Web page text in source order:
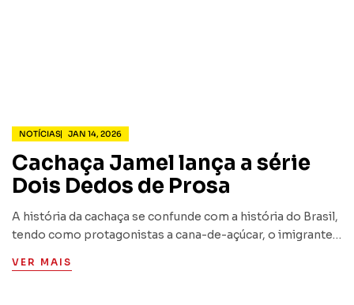
NOTÍCIAS JAN 14, 2026
Cachaça Jamel lança a série
Dois Dedos de Prosa
A história da cachaça se confunde com a história do Brasil,
tendo como protagonistas a cana-de-açúcar, o imigrante
bebida que mais simboliza o modo de viver…
VER MAIS